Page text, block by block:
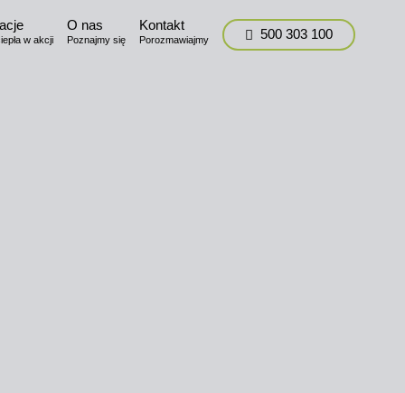
w akcji
O nas
Poznajmy się
Kontakt
Porozmawiajmy 500 303 100